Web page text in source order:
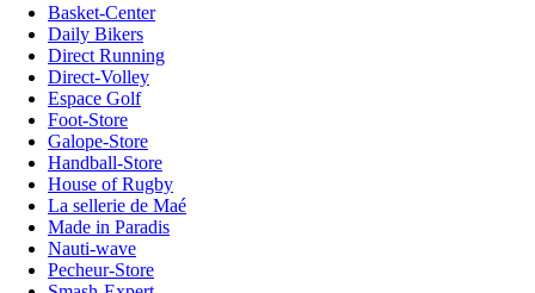
Basket-Center
Daily Bikers
Direct Running
Direct-Volley
Espace Golf
Foot-Store
Galope-Store
Handball-Store
House of Rugby
La sellerie de Maé
Made in Paradis
Nauti-wave
Pecheur-Store